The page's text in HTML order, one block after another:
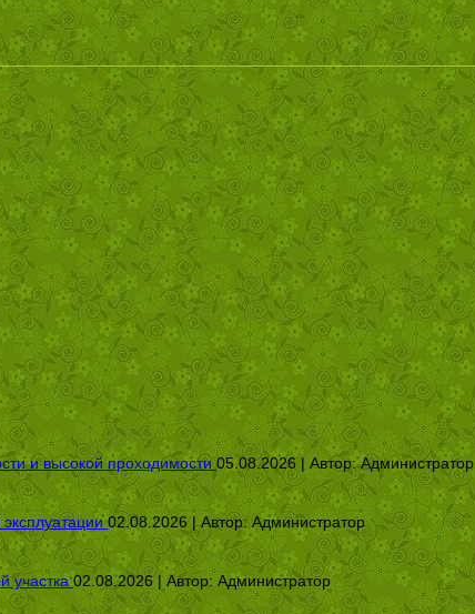
и высокой проходимости 05.08.2026 | Автор:Администратор
02.08.2026 | Автор:Администратор
участка 02.08.2026 | Автор: Администратор